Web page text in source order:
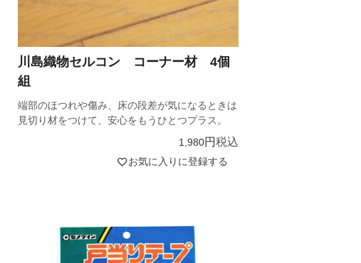
端部のほつれや傷み、床の段差が気になるときは
見切り材をつけて、安心をもうひとつプラス。
川島織物セルコン コーナー材 4個
組
1,980 税込
お気に入りに登録する